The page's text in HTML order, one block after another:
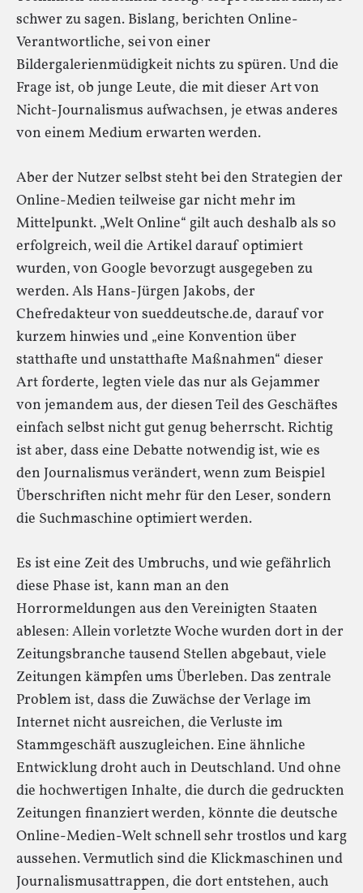
schwer zu sagen. Bislang, berichten Online-
Verantwortliche, sei von einer
Bildergalerienmüdigkeit nichts zu spüren. Und die
Frage ist, ob junge Leute, die mit dieser Art von
Nicht-Journalismus aufwachsen, je etwas anderes
von einem Medium erwarten werden.
Aber der Nutzer selbst steht bei den Strategien der
Online-Medien teilweise gar nicht mehr im
Mittelpunkt. „Welt Online“ gilt auch deshalb als so
erfolgreich, weil die Artikel darauf optimiert
wurden, von Google bevorzugt ausgegeben zu
werden. Als Hans-Jürgen Jakobs, der
Chefredakteur von sueddeutsche.de, darauf vor
kurzem hinwies und „eine Konvention über
statthafte und unstatthafte Maßnahmen“ dieser
Art forderte, legten viele das nur als Gejammer
von jemandem aus, der diesen Teil des Geschäftes
einfach selbst nicht gut genug beherrscht. Richtig
ist aber, dass eine Debatte notwendig ist, wie es
den Journalismus verändert, wenn zum Beispiel
Überschriften nicht mehr für den Leser, sondern
die Suchmaschine optimiert werden.
Es ist eine Zeit des Umbruchs, und wie gefährlich
diese Phase ist, kann man an den
Horrormeldungen aus den Vereinigten Staaten
ablesen: Allein vorletzte Woche wurden dort in der
Zeitungsbranche tausend Stellen abgebaut, viele
Zeitungen kämpfen ums Überleben. Das zentrale
Problem ist, dass die Zuwächse der Verlage im
Internet nicht ausreichen, die Verluste im
Stammgeschäft auszugleichen. Eine ähnliche
Entwicklung droht auch in Deutschland. Und ohne
die hochwertigen Inhalte, die durch die gedruckten
Zeitungen finanziert werden, könnte die deutsche
Online-Medien-Welt schnell sehr trostlos und karg
aussehen. Vermutlich sind die Klickmaschinen und
Journalismusattrappen, die dort entstehen, auch